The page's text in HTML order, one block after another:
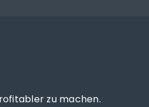
zu machen.